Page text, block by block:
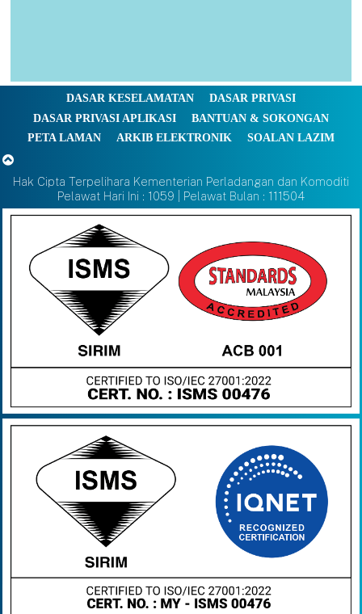
DASAR KESELAMATAN
DASAR PRIVASI
DASAR PRIVASI APLIKASI
BANTUAN & SOKONGAN
PETA LAMAN
ARKIB ELEKTRONIK SOALAN LAZIM
Hak Cipta Terpelihara Kementerian Perladangan dan Komoditi
Pelawat Hari Ini : 1059 | Pelawat Bulan : 111504